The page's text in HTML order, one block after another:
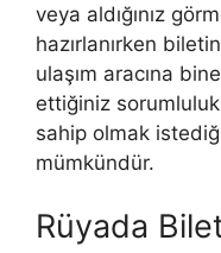
veya aldığınız
hazırlanırken
ulaşım aracına
ettiğiniz
sahip olmak
mümkündür.
Rüyada